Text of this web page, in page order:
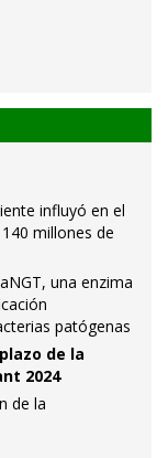
influyó en el
millones de
una enzima
patógenas
de la
2024
de la